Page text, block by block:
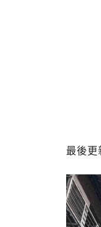
最後